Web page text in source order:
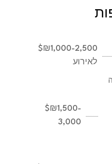
$ ₪1,000-2,500
לאירוע
$ ₪1,500-
3,000